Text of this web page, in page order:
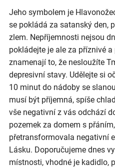
Jeho symbolem je
se pokládá za satanský den,
zlem. Nepříjemnosti nejsou
pokládejte je ale za příznivé
znamenají to, že nesloužíte
depresivní stavy. Udělejte si
10 minut do nádoby se
musí být příjemná, spíše
vše negativní z vás odchází
pozemek za domem s
přetransformovala negativní
Lásku. Doporučujeme dnes
místnosti, vhodné je kadidlo,